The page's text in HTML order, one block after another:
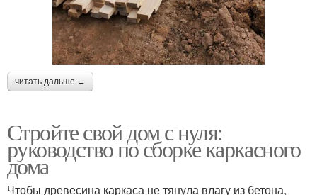
читать дальше →
Стройте свой дом с нуля:
руководство по сборке каркасного
дома
Чтобы древесина каркаса не тянула влагу из бетона,